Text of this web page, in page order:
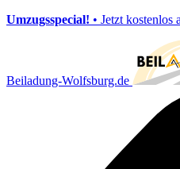
Umzugsspecial! • Jetzt
Beiladung-Wolfsburg.de